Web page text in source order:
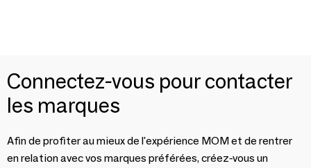
Connectez-vous pour contacter
les marques
Afin de profiter au mieux de l'expérience MOM et de rentrer
en relation avec vos marques préférées, créez-vous un